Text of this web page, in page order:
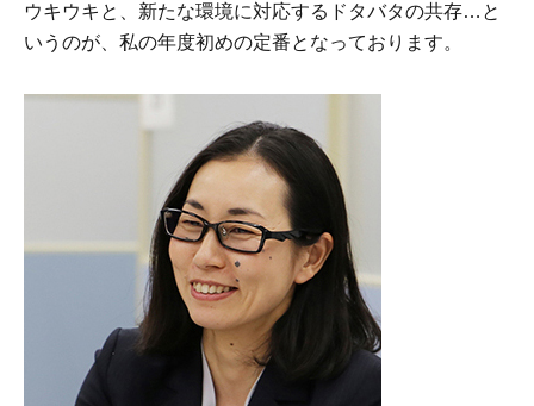
ウキウキと、新たな環境に対応するドタバタの共存…と
いうのが、私の年度初めの定番となっております。